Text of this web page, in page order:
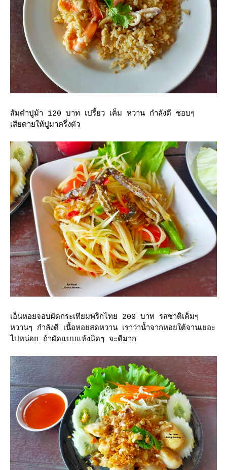
ส้มตำปูม้า 120 บาท เปรี้ยว เค็ม หวาน กำลังดี ชอบๆ
เสียดายให้ปูมาครึ่งตัว
เอ็นหอยจอบผัดกระเทียมพริกไทย 200 บาท รสชาติเค็มๆ
หวานๆ กำลังดี เนื้อหอยสดหวาน เราว่าน้ำจากหอยใต้จานเยอะ
ไปหน่อย ถ้าผัดแบบแห้งนิดๆ จะดีมาก